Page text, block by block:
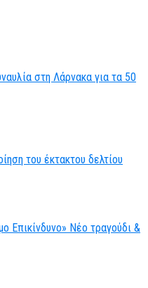
στη Λάρνακα για τα 50
του έκτακτου δελτίου
Επικίνδυνο» Νέο τραγούδι &